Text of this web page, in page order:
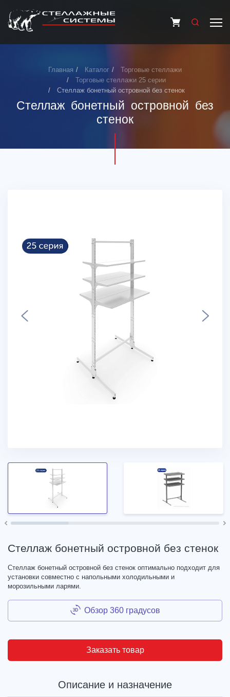
Главная Каталог
Торговые стеллажи
Торговые стеллажи 25 серии
Стеллаж бонетный островной без стенок
Стеллаж бонетный островной без
стенок
Стеллаж бонетный островной без стенок
Стеллаж бонетный островной без стенок оптимально подходит для
установки совместно с напольными холодильными и
морозильными ларями.
Обзор 360 градусов
Заказать товар
Описание и назначение